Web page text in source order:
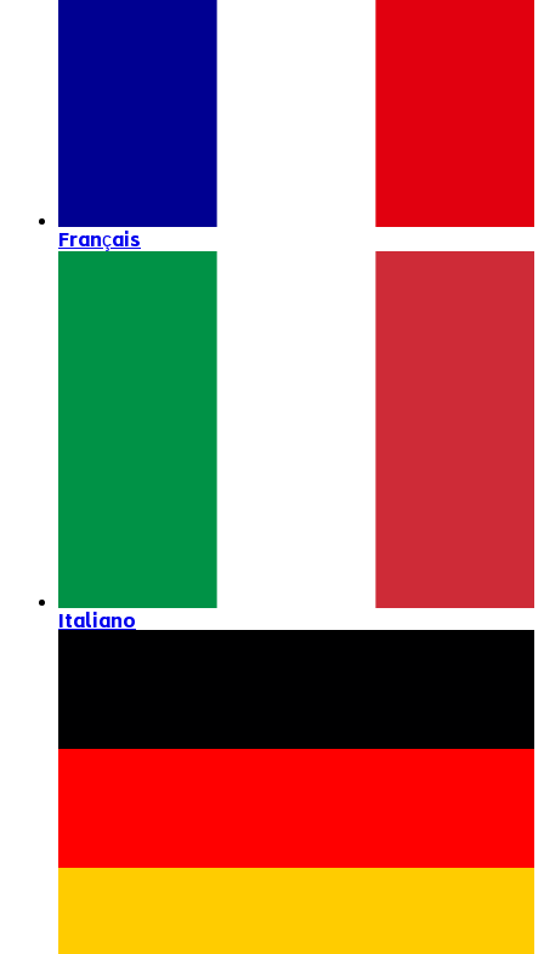
Français
Italiano